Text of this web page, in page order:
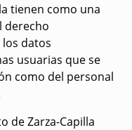
tienen como una
derecho
datos
usuarias que se
como del personal
de Zarza-Capilla